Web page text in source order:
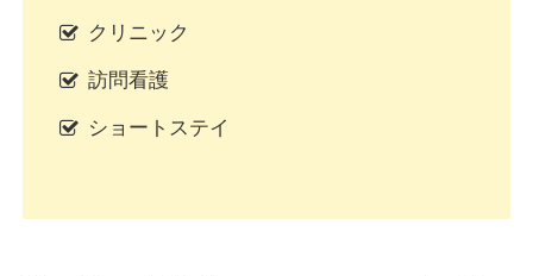
クリニック
訪問看護
ショートステイ